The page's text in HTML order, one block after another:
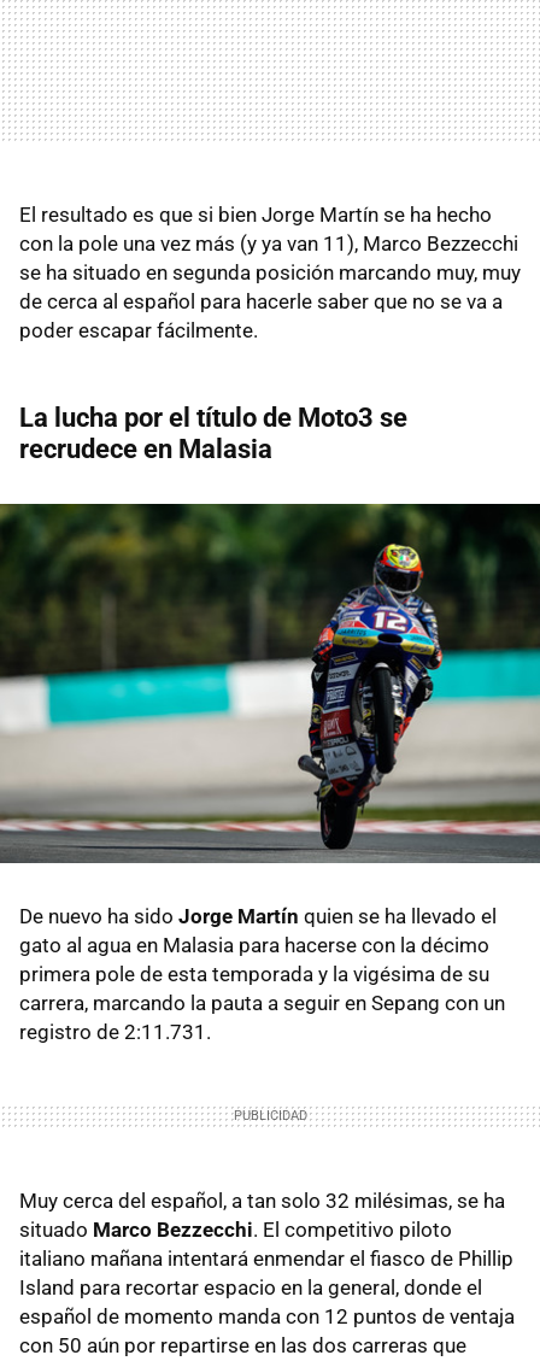
El resultado es que si bien Jorge Martín se ha hecho
con la pole una vez más (y ya van 11), Marco Bezzecchi
se ha situado en segunda posición marcando muy, muy
de cerca al español para hacerle saber que no se va a
poder escapar fácilmente.
La lucha por el título de Moto3 se
recrudece en Malasia
De nuevo ha sido Jorge Martín quien se ha llevado el
gato al agua en Malasia para hacerse con la décimo
primera pole de esta temporada y la vigésima de su
carrera, marcando la pauta a seguir en Sepang con un
registro de 2:11.731.
Muy cerca del español, a tan solo 32 milésimas, se ha
situado Marco Bezzecchi. El competitivo piloto
italiano mañana intentará enmendar el fiasco de Phillip
Island para recortar espacio en la general, donde el
español de momento manda con 12 puntos de ventaja
con 50 aún por repartirse en las dos carreras que